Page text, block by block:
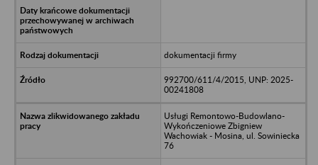
dokumentacji firmy
992700/611/4/2015, UNP: 2025-
00241808
Usługi Remontowo-Budowlano-
Wykończeniowe Zbigniew
Wachowiak - Mosina, ul. Sowiniecka
76